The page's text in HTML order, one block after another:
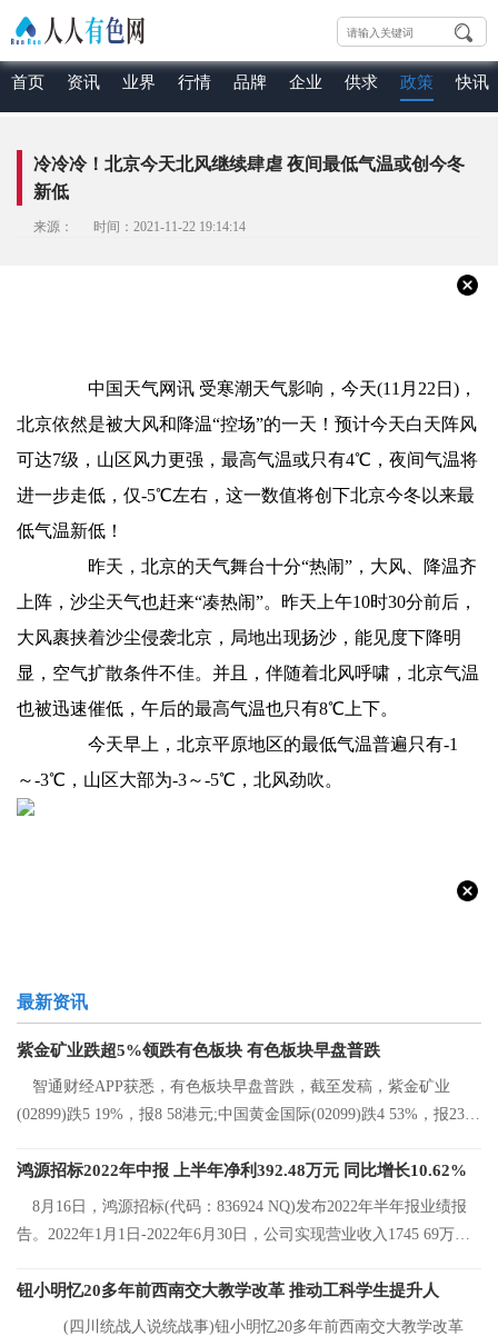
首页 资讯 业界 行情 品牌 企业 供求 政策 快讯
冷冷冷！北京今天北风继续肆虐 夜间最低气温或创今冬
新低
来源： 时间：2021-11-22 19:14:14
中国天气网讯 受寒潮天气影响，今天(11月22日)，
北京依然是被大风和降温“控场”的一天！预计今天白天阵风
可达7级，山区风力更强，最高气温或只有4℃，夜间气温将
进一步走低，仅-5℃左右，这一数值将创下北京今冬以来最
低气温新低！
昨天，北京的天气舞台十分“热闹”，大风、降温齐
上阵，沙尘天气也赶来“凑热闹”。昨天上午10时30分前后，
大风裹挟着沙尘侵袭北京，局地出现扬沙，能见度下降明
显，空气扩散条件不佳。并且，伴随着北风呼啸，北京气温
也被迅速催低，午后的最高气温也只有8℃上下。
今天早上，北京平原地区的最低气温普遍只有-1
～-3℃，山区大部为-3～-5℃，北风劲吹。
最新资讯
紫金矿业跌超5%领跌有色板块 有色板块早盘普跌
智通财经APP获悉，有色板块早盘普跌，截至发稿，紫金矿业
(02899)跌5 19%，报8 58港元;中国黄金国际(02099)跌4 53%，报23 2
鸿源招标2022年中报 上半年净利392.48万元 同比增长10.62%
8月16日，鸿源招标(代码：836924 NQ)发布2022年半年报业绩报
告。2022年1月1日-2022年6月30日，公司实现营业收入1745 69万
钮小明忆20多年前西南交大教学改革 推动工科学生提升人
(四川统战人说统战事)钮小明忆20多年前西南交大教学改革